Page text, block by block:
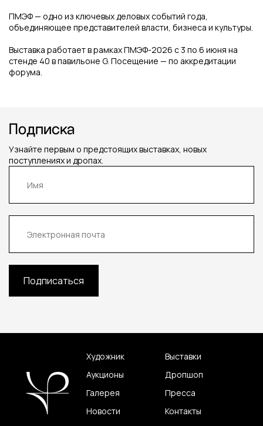
ПМЭФ — одно из ключевых деловых событий года,
объединяющее представителей власти, бизнеса и культуры.
Выставка работает в рамках ПМЭФ-2026 с 3 по 6 июня на
стенде 40 в павильоне G. Посещение — по аккредитации
форума.
Подписка
Узнайте первым о предстоящих выставках, новых
поступлениях и дропах.
Подписаться
Художник
Выставки
Аукционы
Дропшоп
Галерея
Пресса
Новости
Контакты